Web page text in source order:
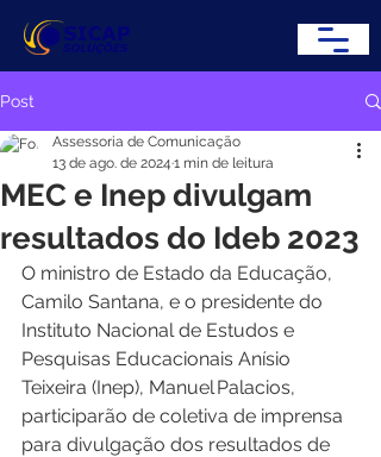
Post
MEC e Inep divulgam
resultados do Ideb 2023
Assessoria de Comunicação
13 de ago. de 2024 1 min de leitura
O ministro de Estado da Educação,
Camilo Santana, e o presidente do
Instituto Nacional de Estudos e
Pesquisas Educacionais Anísio
Teixeira (Inep), Manuel Palacios,
participarão de coletiva de imprensa
para divulgação dos resultados de